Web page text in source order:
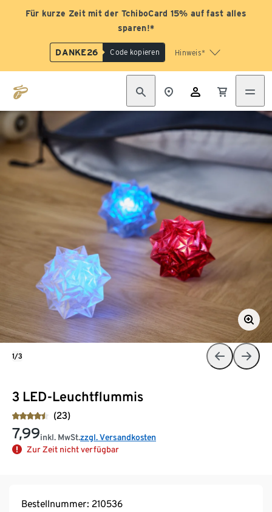
Für kurze Zeit mit der TchiboCard 15% auf fast alles
sparen!*
DANKE26 Code kopieren Hinweis*
3 LED-Leuchtflummis
(23)
7,99inkl. MwSt.zzgl. Versandkosten
Zur Zeit nicht verfügbar
1/3
Bestellnummer: 210536